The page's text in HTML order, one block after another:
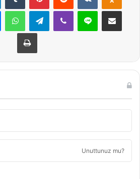
MessengerWhatsAppTelegramViber Line E-Posta ile
Yazdır
Unuttunuz mu?